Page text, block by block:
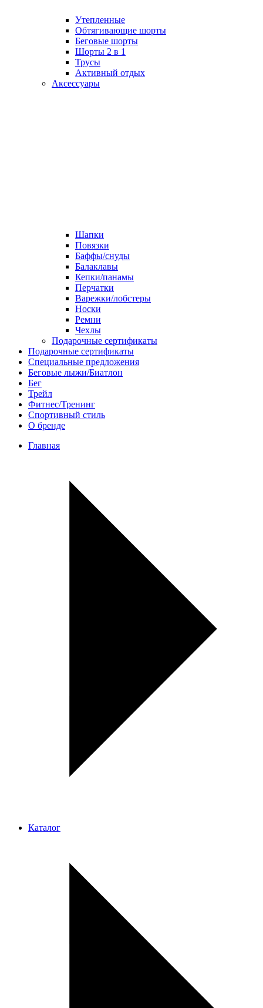
Утепленные
Обтягивающие шорты
Беговые шорты
Шорты 2 в 1
Трусы
Активный отдых
Аксессуары
Шапки
Повязки
Баффы/снуды
Балаклавы
Кепки/панамы
Перчатки
Варежки/лобстеры
Носки
Ремни
Чехлы
Подарочные сертификаты
Подарочные сертификаты
Специальные предложения
Беговые лыжи/Биатлон
Бег
Трейл
Фитнес/Тренинг
Спортивный стиль
О бренде
Главная
Каталог